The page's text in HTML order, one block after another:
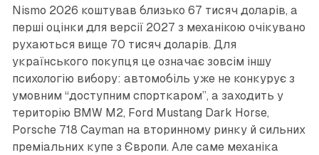
Nismo 2026 коштував близько 67 тисяч доларів, а
перші оцінки для версії 2027 з механікою очікувано
рухаються вище 70 тисяч доларів. Для
українського покупця це означає зовсім іншу
психологію вибору: автомобіль уже не конкурує з
умовним “доступним спорткаром”, а заходить у
територію BMW M2, Ford Mustang Dark Horse,
Porsche 718 Cayman на вторинному ринку й сильних
преміальних купе з Європи. Але саме механіка